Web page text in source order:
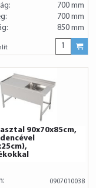
700 mm
700 mm
850 mm
90x70x85cm,
0907010038